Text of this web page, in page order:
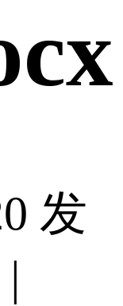
发
|